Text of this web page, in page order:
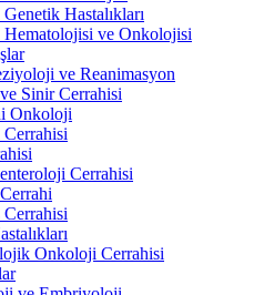
Hastalıkları
Hematolojisi ve Onkolojisi
ve Reanimasyon
Sinir Cerrahisi
Onkoloji
Cerrahisi
Onkoloji Cerrahisi